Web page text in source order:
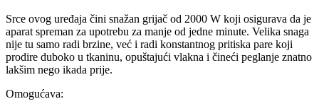
Srce ovog uređaja čini snažan grijač od 2000 W koji osigurava da je
aparat spreman za upotrebu za manje od jedne minute. Velika snaga
nije tu samo radi brzine, već i radi konstantnog pritiska pare koji
prodire duboko u tkaninu, opuštajući vlakna i čineći peglanje znatno
lakšim nego ikada prije.
Omogućava: